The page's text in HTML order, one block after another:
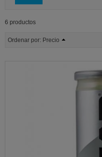
6 productos
Ordenar por: Precio